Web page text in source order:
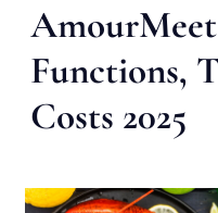
Functions,
Costs 2025